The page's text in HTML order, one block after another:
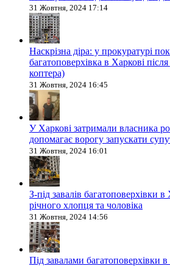
31 Жовтня, 2024 17:14
Наскрізна діра: у прокуратурі
багатоповерхівка в Харкові
коптера)
31 Жовтня, 2024 16:45
У Харкові затримали власника
допомагає ворогу запускати
31 Жовтня, 2024 16:01
З-під завалів багатоповерхівки в
річного хлопця та чоловіка
31 Жовтня, 2024 14:56
Під завалами багатоповерхівки в